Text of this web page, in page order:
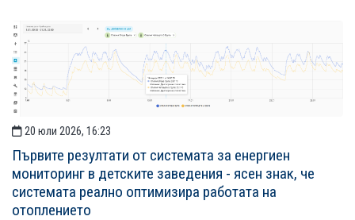
20 юли 2026, 16:23
Първите резултати от системата за енергиен
мониторинг в детските заведения - ясен знак, че
системата реално оптимизира работата на
отоплението